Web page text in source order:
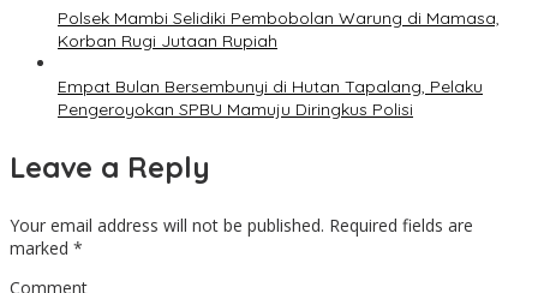
Polsek Mambi Selidiki Pembobolan Warung di Mamasa,
Korban Rugi Jutaan Rupiah
Empat Bulan Bersembunyi di Hutan Tapalang, Pelaku
Pengeroyokan SPBU Mamuju Diringkus Polisi
Leave a Reply
Your email address will not be published. Required fields are
marked *
Comment